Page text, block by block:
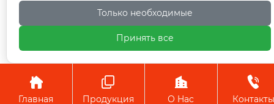

Главная

Продукция

О Hас

Контакты
Только необходимые
Принять все